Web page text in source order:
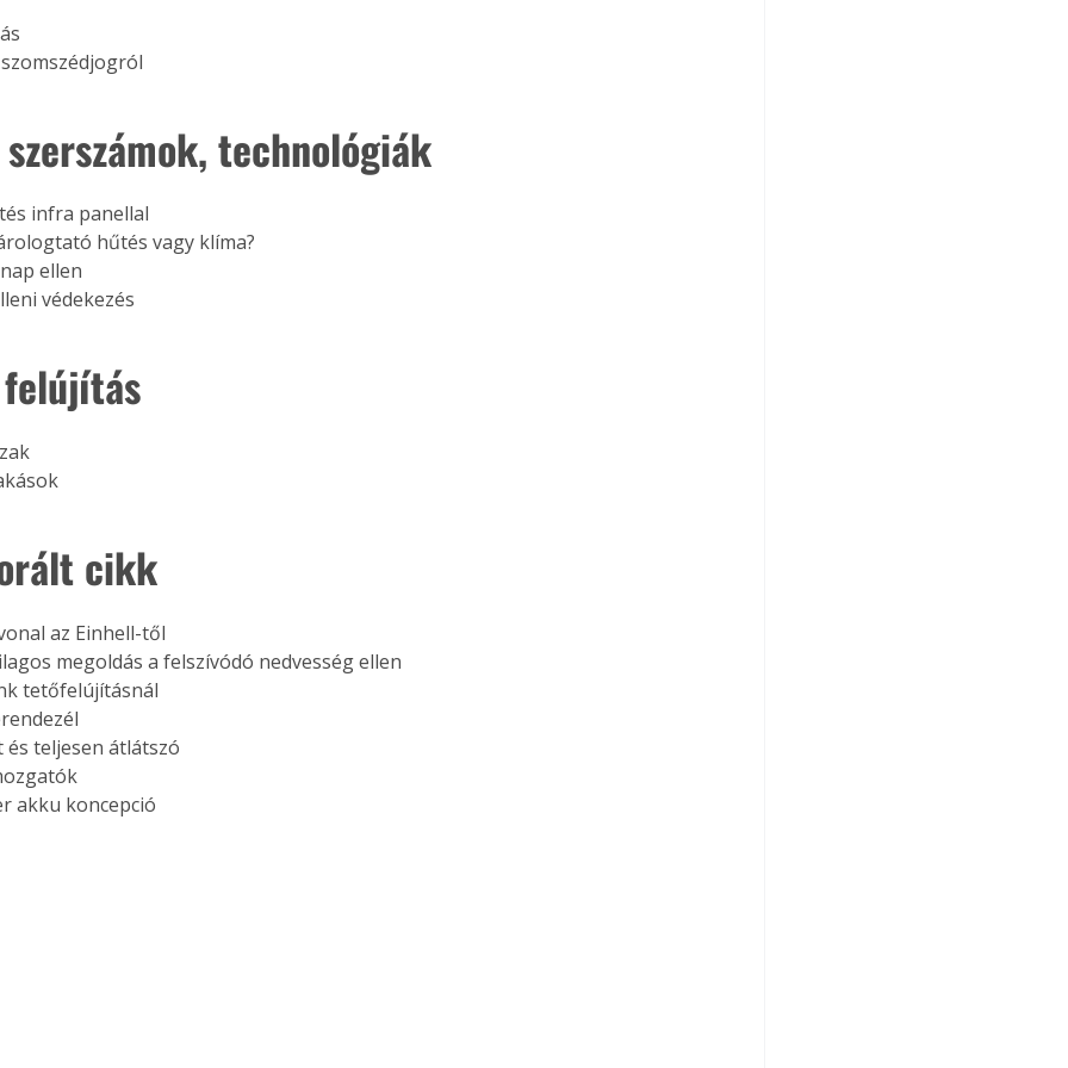
technológiák
infra panellal
hűtés vagy klíma?
ellen
védekezés
cikk
az Einhell-től
megoldás a felszívódó nedvesség ellen
tetőfelújításnál
és teljesen átlátszó
akku koncepció